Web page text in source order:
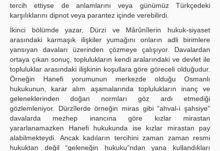
tercih ettiyse de anlamlarını veya günümüz Türkçedeki
karşılıklarını dipnot veya parantez içinde verebilirdi.
İkinci bölümde yazar, Dürzi ve Mârûnîlerin hukuk-siyaset
arasındaki karmaşık ilişkiler yumağını onların adli birimlere
yansıyan davaları üzerinden çözmeye çalışıyor. Davalardan
ortaya çıkan sonuç, toplulukların kendi aralarındaki ve devlet ile
topluluklar arasındaki ilişkinin koşullara göre göreceli olduğudur.
Örneğin Hanefi yorumunun merkezde olduğu Osmanlı
hukukunun, karar alım aşamalarında toplulukların inanç ve
geleneklerinden doğan normları göz ardı etmediği
gözlemleniyor. Dürzîlerde örneğin miras gibi “ahval-i şahsiye”
davalarda mezhep inancına göre kızlar mirastan
yararlanamazken Hanefi hukukunda ise kızlar mirastan pay
alabilmekteydi. Ancak kadıların tercihini zaman zaman resmi
hukuktan değil “geleneğin hukuku”ndan yana kullandıkları